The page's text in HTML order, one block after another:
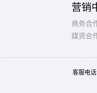
营销
商务合
媒资合
客服电